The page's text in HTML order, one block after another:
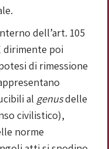
dell’art. 105
dirimente poi
di rimessione
al genusdelle
civilistico),
norme